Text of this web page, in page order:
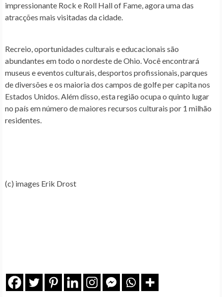
impressionante Rock e Roll Hall of Fame, agora uma das
atracções mais visitadas da cidade.
Recreio, oportunidades culturais e educacionais são
abundantes em todo o nordeste de Ohio. Você encontrará
museus e eventos culturais, desportos profissionais, parques
de diversões e os maioria dos campos de golfe per capita nos
Estados Unidos. Além disso, esta região ocupa o quinto lugar
no país em número de maiores recursos culturais por 1 milhão
residentes.
(c) images Erik Drost